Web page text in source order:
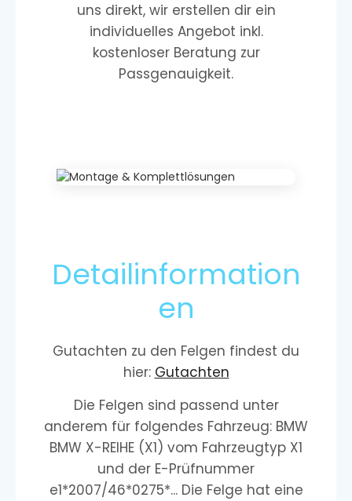
uns direkt, wir erstellen dir ein
individuelles Angebot inkl.
kostenloser Beratung zur
Passgenauigkeit.
Detailinformation
en
Gutachten zu den Felgen findest du
hier: Gutachten
Die Felgen sind passend unter
anderem für folgendes Fahrzeug: BMW
BMW X-REIHE (X1) vom Fahrzeugtyp X1
und der E-Prüfnummer
e1*2007/46*0275*... Die Felge hat eine